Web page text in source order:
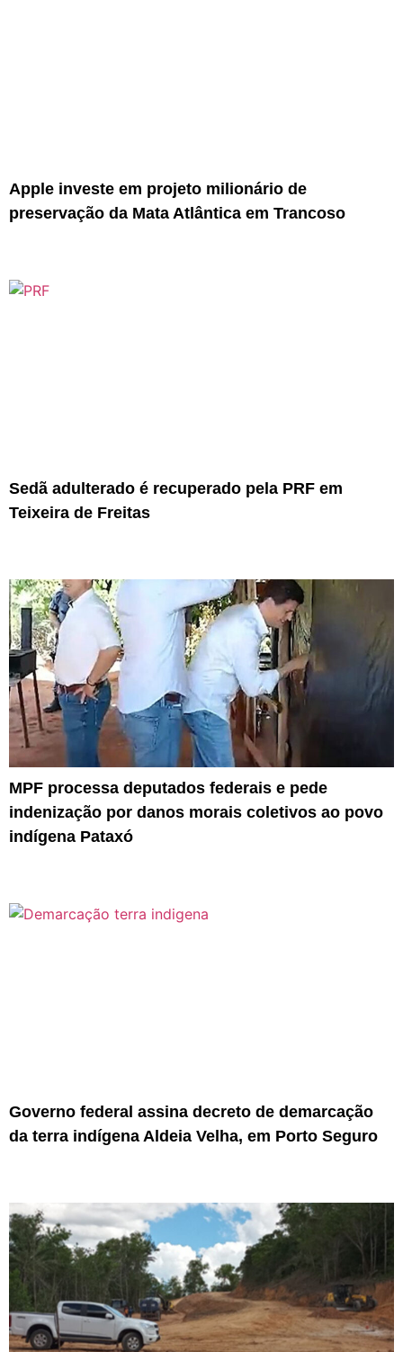
Apple investe em projeto milionário de
preservação da Mata Atlântica em Trancoso
Sedã adulterado é recuperado pela PRF em
Teixeira de Freitas
MPF processa deputados federais e pede
indenização por danos morais coletivos ao povo
indígena Pataxó
Governo federal assina decreto de demarcação
da terra indígena Aldeia Velha, em Porto Seguro